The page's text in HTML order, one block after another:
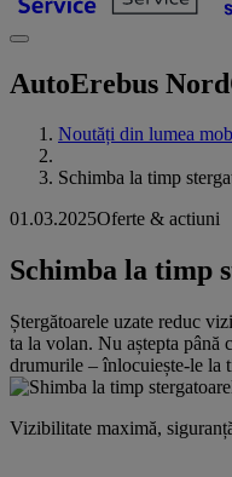
AutoErebus Nord
Noutăți din lumea
Schimba la timp
01.03.2025Oferte & actiuni
Schimba la timp
Ștergătoarele uzate reduc
ta la volan. Nu aștepta până
drumurile – înlocuiește-le la
Vizibilitate maximă,